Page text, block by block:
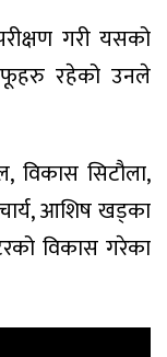
गरी यसको
रहेको उनले
विकास सिटौला,
आशिष खड्का
विकास गरेका